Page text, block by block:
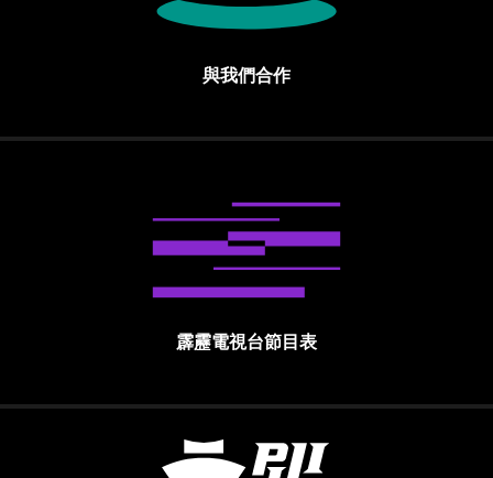
與我們合作
霹靂電視台節目表
霹靂國際多媒體股份有限公司 PILI